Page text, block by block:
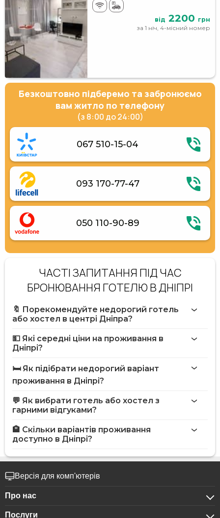
від 2200 грн
за 1 ніч, 4-місний номер
Безкоштовно підберемо та забронюємо
вам житло по телефону
(з 8:00 до 24:00)
067 510-15-04
093 170-77-47
050 110-90-89
ЧАСТІ ЗАПИТАННЯ ПІД ЧАС
БРОНЮВАННЯ ГОТЕЛЮ В ДНІПРІ
🔖 Порекомендуйте недорогий готель
або хостел в центрі Дніпра?
💵 Які середні ціни на проживання в
Дніпрі?
🛏️ Як підібрати недорогий варіант
проживання в Дніпрі?
💬 Як вибрати готель або хостел з
гарними відгуками?
🏨 Скільки варіантів проживання
доступно в Дніпрі?
Версія для комп'ютерів
Про нас
Про компанію
Послуги